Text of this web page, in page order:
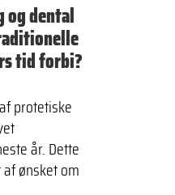
og dental
tid forbi?
protetiske
år. Dette
ønsket om